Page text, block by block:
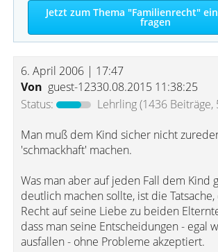
Jetzt zum Thema "Familienrecht"
fragen
6. April 2006 | 17:47
Von guest-12330.08.2015 11:38:25
Status:
Lehrling(1436
Man muß dem Kind sicher nicht
'schmackhaft' machen.
Was man aber auf jeden Fall dem Kind
deutlich machen sollte, ist die Tatsache,
Recht auf seine Liebe zu beiden
dass man seine Entscheidungen - egal
ausfallen - ohne Probleme akzeptiert.